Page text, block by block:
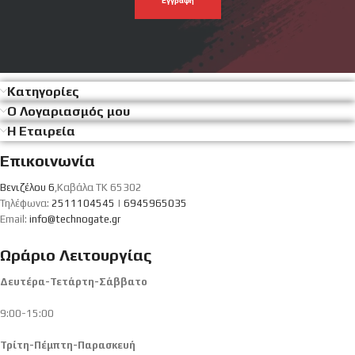
Κατηγορίες
Ο Λογαριασμός μου
Η Εταιρεία
Επικοινωνία
Βενιζέλου 6 ,Καβάλα ΤΚ 65302
Τηλέφωνα: 2511104545 | 6945965035
Email: info@technogate.gr
Ωράριο Λειτουργίας
Δευτέρα-Τετάρτη-Σάββατο
9:00-15:00
Τρίτη-Πέμπτη-Παρασκευή